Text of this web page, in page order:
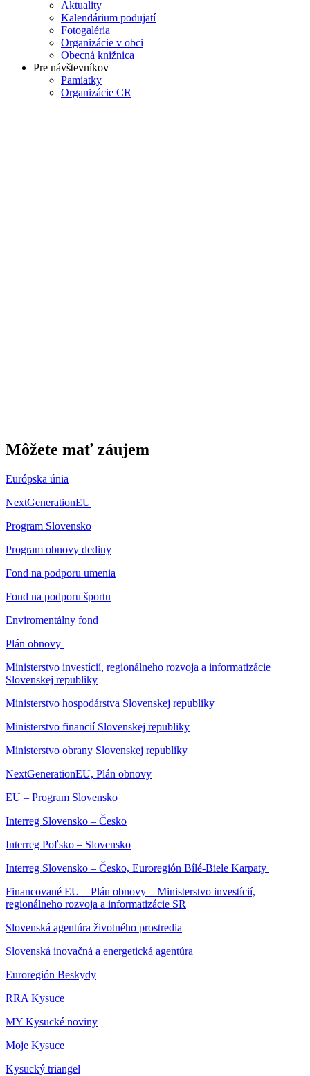
Aktuality
Kalendárium podujatí
Fotogaléria
Organizácie v obci
Obecná knižnica
Pre návštevníkov
Pamiatky
Organizácie CR
Môžete mať záujem
Európska únia
NextGenerationEU
Program Slovensko
Program obnovy dediny
Fond na podporu umenia
Fond na podporu športu
Enviromentálny fond
Plán obnovy
Ministerstvo investícií, regionálneho rozvoja a informatizácie
Slovenskej republiky
Ministerstvo hospodárstva Slovenskej republiky
Ministerstvo financií Slovenskej republiky
Ministerstvo obrany Slovenskej republiky
NextGenerationEU, Plán obnovy
EU – Program Slovensko
Interreg Slovensko – Česko
Interreg Poľsko – Slovensko
Interreg Slovensko – Česko, Euroregión Bílé-Biele Karpaty
Financované EU – Plán obnovy – Ministerstvo investícií,
regionálneho rozvoja a informatizácie SR
Slovenská agentúra životného prostredia
Slovenská inovačná a energetická agentúra
Euroregión Beskydy
RRA Kysuce
MY Kysucké noviny
Moje Kysuce
Kysucký triangel